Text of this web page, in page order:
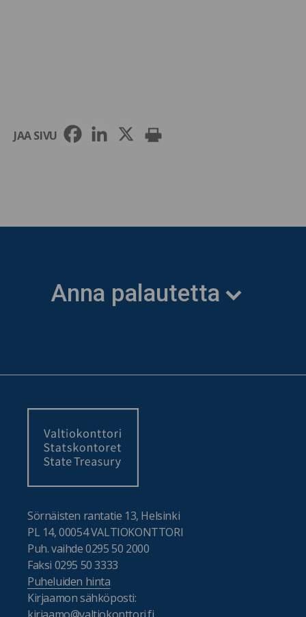
JAA SIVU
Anna palautetta
Sörnäisten rantatie 13, Helsinki
PL 14, 00054 VALTIOKONTTORI
Puh. vaihde 0295 50 2000
Faksi 0295 50 3333
Puheluiden hinta
Kirjaamon sähköposti: